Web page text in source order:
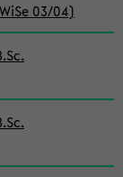
03/04)